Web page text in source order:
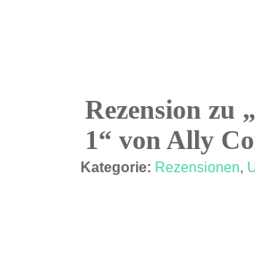
Rezension zu
1“ von Ally
Kategorie: Rezensionen,